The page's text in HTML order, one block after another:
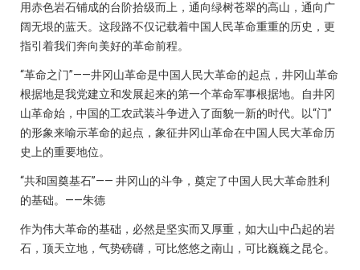
用赤色岩石铺成的台阶拾级而上，通向绿树苍翠的高山，通向广
阔无垠的蓝天。这段路不仅记载着中国人民革命重重的历史，更
指引着我们奔向美好的革命前程。
“革命之门”——井冈山革命是中国人民大革命的起点，井冈山革命
根据地是我党建立和发展起来的第一个革命军事根据地。自井冈
山革命始，中国的工农武装斗争进入了面貌一新的时代。以“门”
的形象来喻示革命的起点，象征井冈山革命在中国人民大革命历
史上的重要地位。
“共和国奠基石”—— 井冈山的斗争，奠定了中国人民大革命胜利
的基础。——朱德
作为伟大革命的基础，必然是坚实而又厚重，如大山中凸起的岩
石，顶天立地，气势磅礴，可比悠悠之南山，可比巍巍之昆仑。